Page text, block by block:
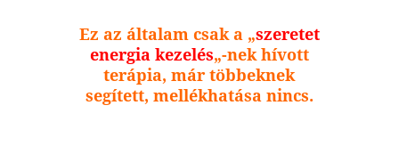
Ez az általam csak a „szeretet
energia kezelés„-nek hívott
terápia, már többeknek
segített, mellékhatása nincs.